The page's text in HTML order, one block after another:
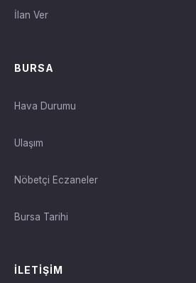
İlan Ver
BURSA
Hava Durumu
Ulaşım
Nöbetçi Eczaneler
Bursa Tarihi
İLETIŞIM